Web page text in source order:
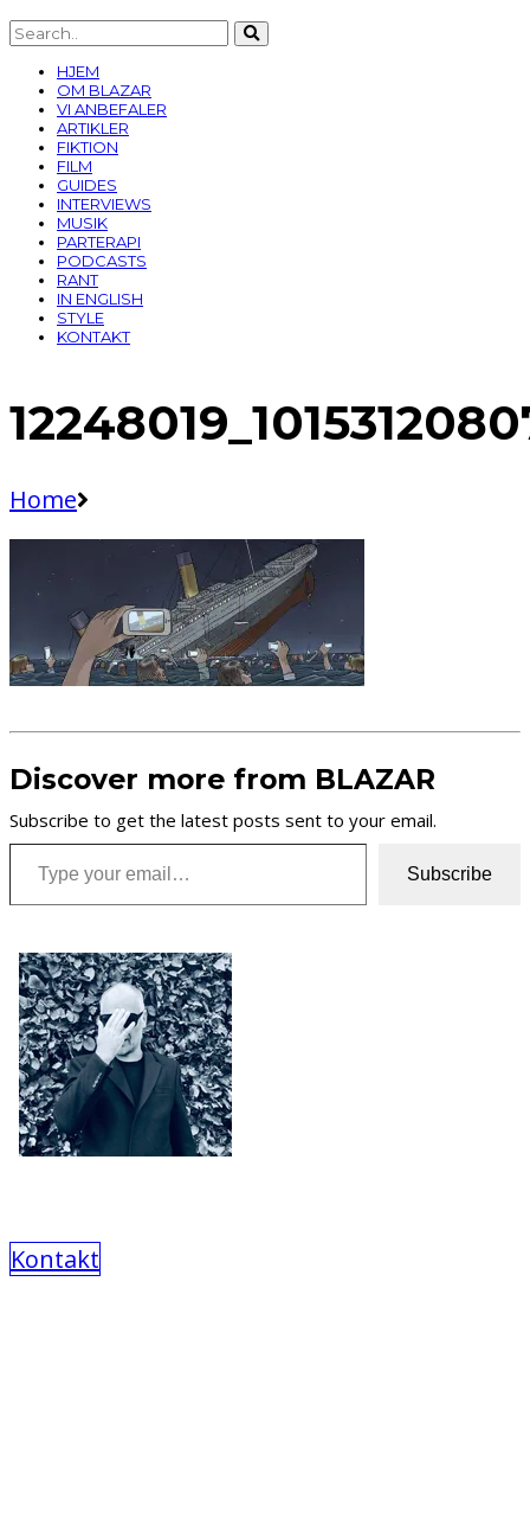
HJEM
OM BLAZAR
VI ANBEFALER
ARTIKLER
FIKTION
FILM
GUIDES
INTERVIEWS
MUSIK
PARTERAPI
PODCASTS
RANT
IN ENGLISH
STYLE
KONTAKT
Home
Discover more from BLAZAR
Subscribe to get the latest posts sent to your email.
Type your email…
Subscribe
Kontakt